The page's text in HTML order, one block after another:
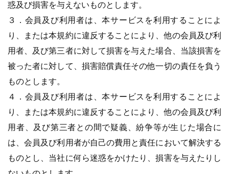
惑及び損害を与えないものとします。
３．会員及び利用者は、本サービスを利用することによ
り、または本規約に違反することにより、他の会員及び利
用者、及び第三者に対して損害を与えた場合、当該損害を
被った者に対して、損害賠償責任その他一切の責任を負う
ものとします。
４．会員及び利用者は、本サービスを利用することによ
り、または本規約に違反することにより、他の会員及び利
用者、及び第三者との間で疑義、紛争等が生じた場合に
は、会員及び利用者が自己の費用と責任において解決する
ものとし、当社に何ら迷惑をかけたり、損害を与えたりし